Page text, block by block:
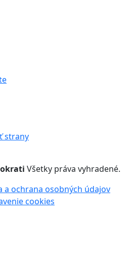
strany
Všetky práva vyhradené.
a ochrana osobných údajov
cookies